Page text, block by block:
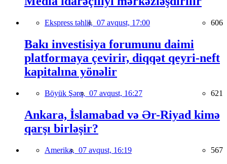
Ekspress təhlil, 07 avqust, 17:00 606
Bakı investisiya forumunu daimi
platformaya çevirir, diqqət qeyri-neft
kapitalına yönəlir
Böyük Şərq, 07 avqust, 16:27 621
Ankara, İslamabad və Ər-Riyad kimə
qarşı birləşir?
Amerika, 07 avqust, 16:19 567